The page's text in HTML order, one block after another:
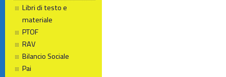
Libri di testo e
materiale
PTOF
RAV
Bilancio Sociale
Pai